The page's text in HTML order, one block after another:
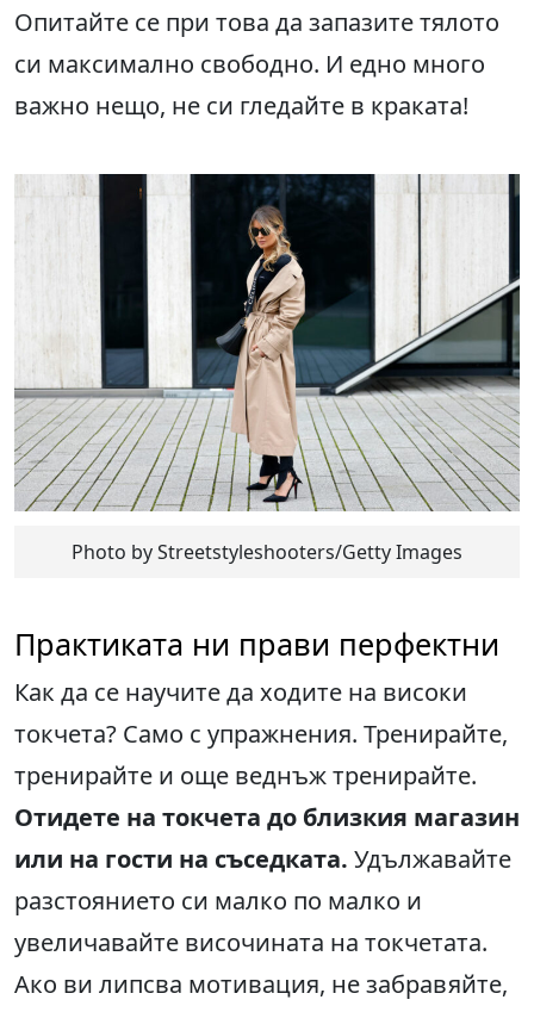
Опитайте се при това да запазите тялото
си максимално свободно. И едно много
важно нещо, не си гледайте в краката!
Photo by Streetstyleshooters/Getty Images
Практиката ни прави перфектни
Как да се научите да ходите на високи
токчета? Само с упражнения. Тренирайте,
тренирайте и още веднъж тренирайте.
Отидете на токчета до близкия магазин
или на гости на съседката. Удължавайте
разстоянието си малко по малко и
увеличавайте височината на токчетата.
Ако ви липсва мотивация, не забравяйте,